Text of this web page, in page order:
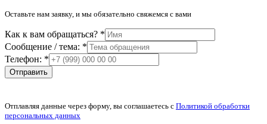
Оставьте нам заявку, и мы обязательно свяжемся с вами
в
а
м
к
/
Как к вам обращаться? *
Сообщение / тема: *
Телефон: *
Отправить
Отплавляя данные через форму, вы соглашаетесь с Политикой обработки
персональных данных